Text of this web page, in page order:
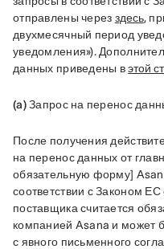
отправлены через здесь,
двухмесячный период
уведомления»).
данных приведены в этой
(a) Запрос на перенос
После получения
на перенос данных от
обязательную форму]
соответствии с Законом
поставщика считается
компанией Asana и может
с явного письменного